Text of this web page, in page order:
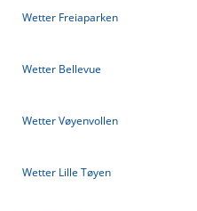
Wetter Freiaparken
Wetter Bellevue
Wetter Vøyenvollen
Wetter Lille Tøyen